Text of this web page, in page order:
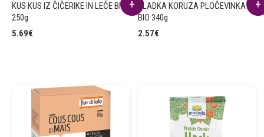
KUS KUS IZ ČIČERIKE IN LEČE BIO
250g
5.69€
SLADKA KORUZA PLOČEVINKA
BIO 340g
2.57€